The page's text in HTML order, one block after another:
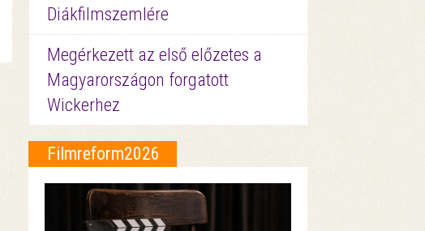
Diákfilmszemlére
Megérkezett az első előzetes a
Magyarországon forgatott
Wickerhez
Filmreform2026